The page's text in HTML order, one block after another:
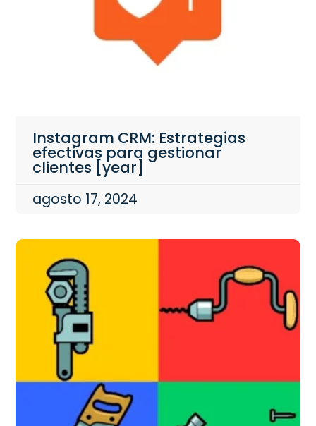
Instagram CRM: Estrategias
efectivas para gestionar
clientes [year]
agosto 17, 2024